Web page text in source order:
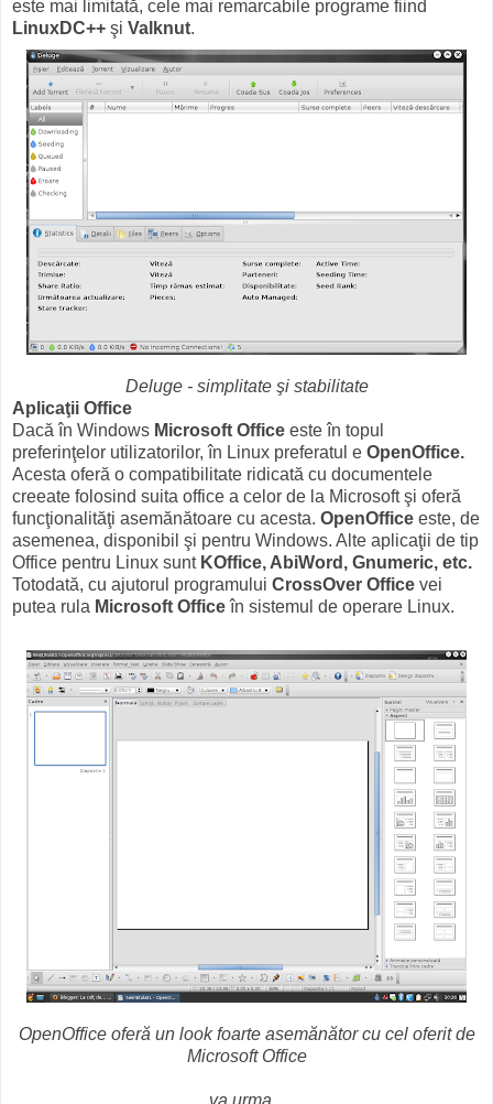
este mai limitată, cele mai remarcabile programe fiind
LinuxDC++ şi Valknut.
Deluge - simplitate şi stabilitate
Aplicaţii Office
Dacă în Windows Microsoft Office este în topul
preferinţelor utilizatorilor, în Linux preferatul e OpenOffice.
Acesta oferă o compatibilitate ridicată cu documentele
creeate folosind suita office a celor de la Microsoft şi oferă
funcţionalităţi asemănătoare cu acesta. OpenOffice este, de
asemenea, disponibil şi pentru Windows. Alte aplicaţii de tip
Office pentru Linux sunt KOffice, AbiWord, Gnumeric, etc.
Totodată, cu ajutorul programului CrossOver Office vei
putea rula Microsoft Officeîn sistemul de operare Linux.
OpenOffice oferă un look foarte asemănător cu cel oferit de
Microsoft Office
va urma